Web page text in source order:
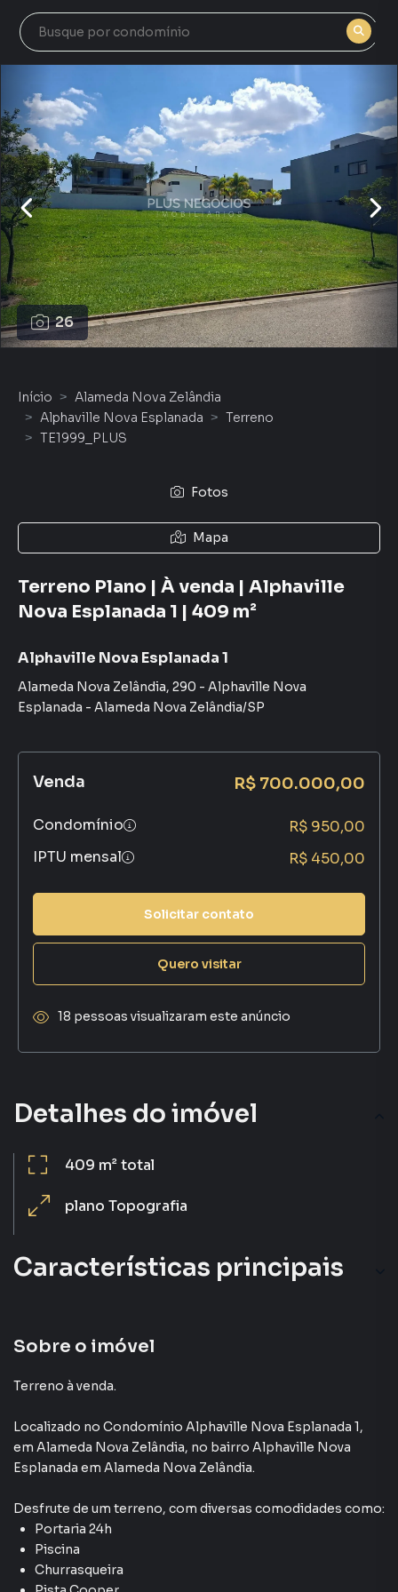
26
Detalhes do imóvel
409 m²total
plano Topografia
Características principais
Piscina
Sala de Academia
Portaria 24h
Piscina Para Crianças
Sobre o imóvel
Terreno à venda.
Localizado no Condomínio Alphaville Nova Esplanada 1,
em Alameda Nova Zelândia, no bairro Alphaville Nova
Esplanada em Alameda Nova Zelândia.
Desfrute de um terreno, com diversas comodidades como:
Portaria 24h
Piscina
Churrasqueira
Início
Alameda Nova Zelândia
Alphaville Nova Esplanada
Terreno
TE1999_PLUS
Fotos
Mapa
Terreno Plano | À venda | Alphaville
Nova Esplanada 1 | 409 m²
Alphaville Nova Esplanada 1
Alameda Nova Zelândia, 290 - Alphaville Nova
Esplanada - Alameda Nova Zelândia/SP
Venda R$ 700.000,00
Condomínio
R$ 950,00
IPTU mensal
R$ 450,00
Solicitar contato
Quero visitar
18 pessoas visualizaram este anúncio